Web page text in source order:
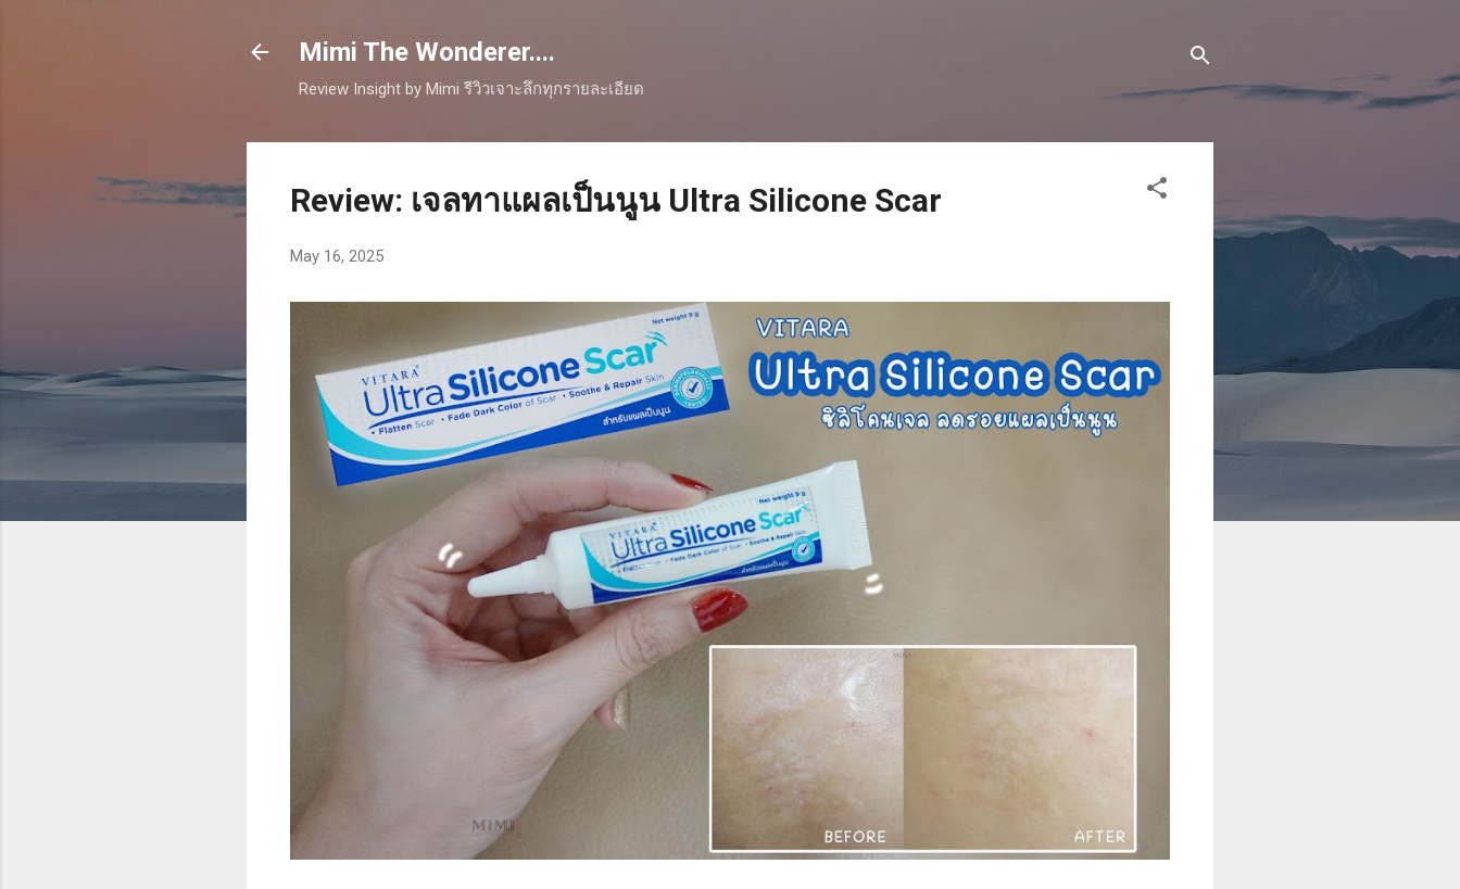
Mimi The Wonderer....
Review Insight by Mimi รีวิวเจาะลึกทุกรายละเอียด
Review: เจลทาแผลเป็นนูน Ultra Silicone Scar
May 16, 2025